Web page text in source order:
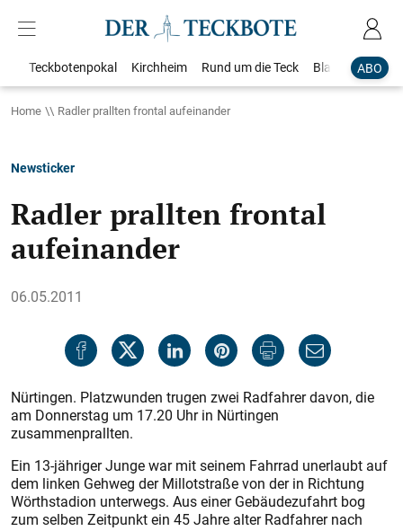
ABO
Teckbotenpokal Kirchheim Rund um die Teck Blaulicht
Home Radler prallten frontal aufeinander
Newsticker
Radler prallten frontal
aufeinander
06.05.2011
Nürtingen. Platzwunden trugen zwei Radfahrer davon, die
am Donnerstag um 17.20 Uhr in Nürtingen
zusammenprallten.
Ein 13-jähriger Junge war mit seinem Fahrrad unerlaubt auf
dem linken Gehweg der Millotstraße von der in Richtung
Wörthstadion unterwegs. Aus einer Gebäudezufahrt bog
zum selben Zeitpunkt ein 45 Jahre alter Radfahrer nach